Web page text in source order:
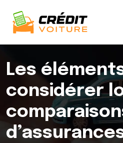
Les
considérer